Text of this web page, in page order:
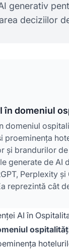
generativ
deciziilor
în domeniul
domeniul
proeminența
și brandurilor
generate de AI
Perplexity și
reprezintă cât
întrebări
AI în timpul
deosebire de
se
AI în